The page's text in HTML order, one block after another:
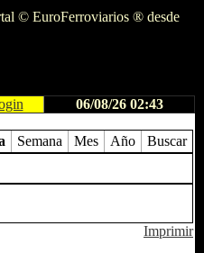
© EuroFerroviarios ® desde
06/08/26 02:43
Semana Mes Año Buscar
Imprimir